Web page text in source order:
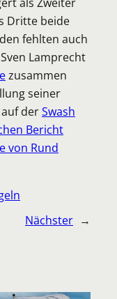
Dritte beide
fehlten auch
Lamprecht
zusammen
seiner
derSwash
Bericht
von Rund
Nächster →